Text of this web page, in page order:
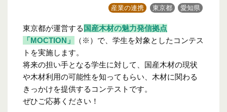
産業の連携
東京都 愛知県
東京都が運営する 国産木材の魅力発信拠点
「MOCTION」
（※）で、学生を対象としたコンテス
トを実施します。
将来の担い手となる学生に対して、国産木材の現状
や木材利用の可能性を知ってもらい、木材に関わる
きっかけを提供するコンテストです。
ぜひご応募ください！